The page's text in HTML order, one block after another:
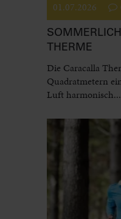
01.07.2026
THERME
Die Caracalla
Quadratmetern
Luft harmonisch...